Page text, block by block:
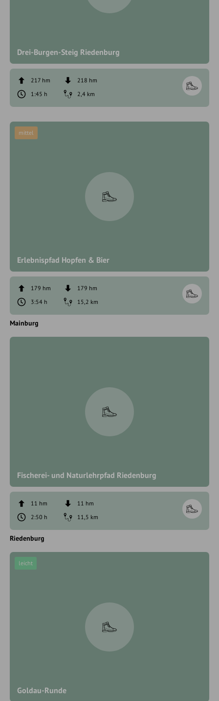
Drei-Burgen-Steig Riedenburg
217 hm
218 hm
1:45 h
2,4 km
Erlebnispfad Hopfen & Bier
mittel
179 hm
179 hm
3:54 h
15,2 km
Mainburg
Fischerei- und Naturlehrpfad Riedenburg
11 hm
11 hm
2:50 h
11,5 km
Riedenburg
Goldau-Runde
leicht